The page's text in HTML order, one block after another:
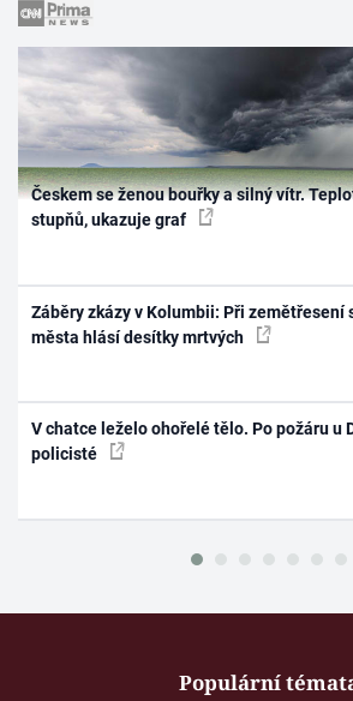
Českem se ženou bouřky a silný vítr.
stupňů, ukazuje graf
Záběry zkázy v Kolumbii: Při zemětřesení
města hlásí desítky mrtvých
V chatce leželo ohořelé tělo. Po požáru u
policisté
Populární